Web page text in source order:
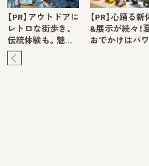
【PR】アウトドアに
レトロな街歩き、
伝統体験も。魅…
【PR】心踊る新
&展示が続々！
おでかけはパ